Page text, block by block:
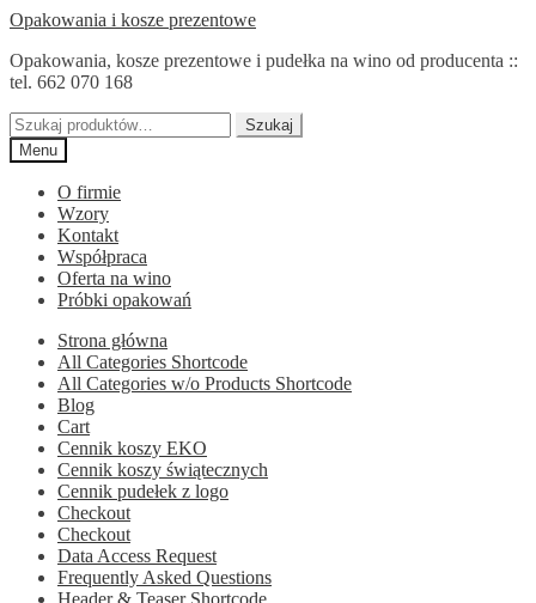
Przejdź
nawigacji
Przejdź
treści
Opakowania i kosze prezentowe
Opakowania, kosze prezentowe i pudełka na wino od producenta ::
tel. 662 070 168
Szukaj:
Szukaj
Menu
O firmie
Wzory
Kontakt
Współpraca
Oferta na wino
Próbki opakowań
Strona główna
All Categories Shortcode
All Categories w/o Products Shortcode
Blog
Cart
Cennik koszy EKO
Cennik koszy świątecznych
Cennik pudełek z logo
Checkout
Checkout
Data Access Request
Frequently Asked Questions
Header & Teaser Shortcode